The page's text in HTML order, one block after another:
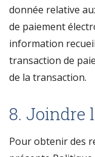
donnée relative
de paiement
information
transaction de
de la transaction.
8. Joindre
Pour obtenir des